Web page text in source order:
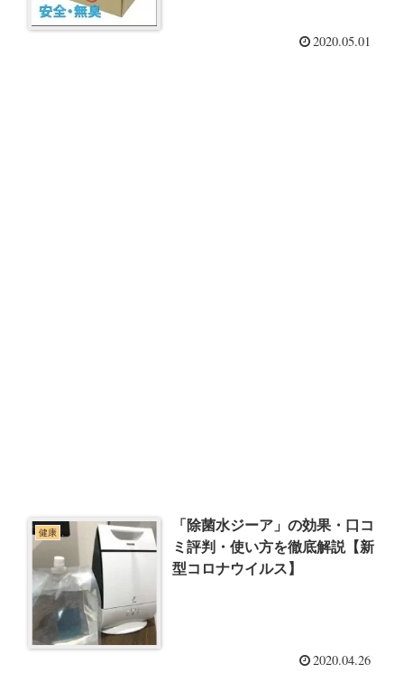
2020.05.01
健康
「除菌水ジーア」の効果・口コ
ミ評判・使い方を徹底解説【新
型コロナウイルス】
2020.04.26